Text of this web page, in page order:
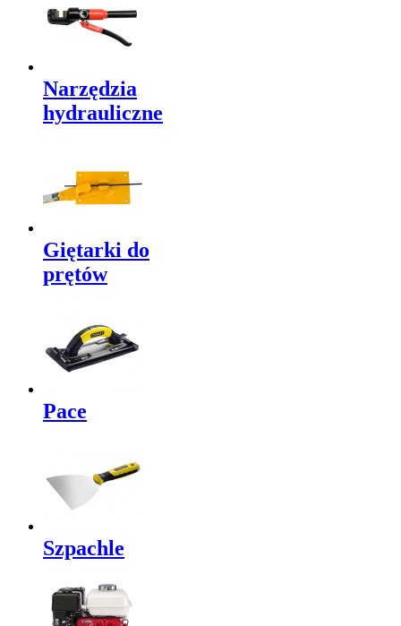
Narzędzia
hydrauliczne
Giętarki do
prętów
Pace
Szpachle